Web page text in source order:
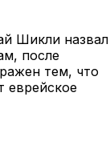
Шикли назвал
после
тем, что
еврейское